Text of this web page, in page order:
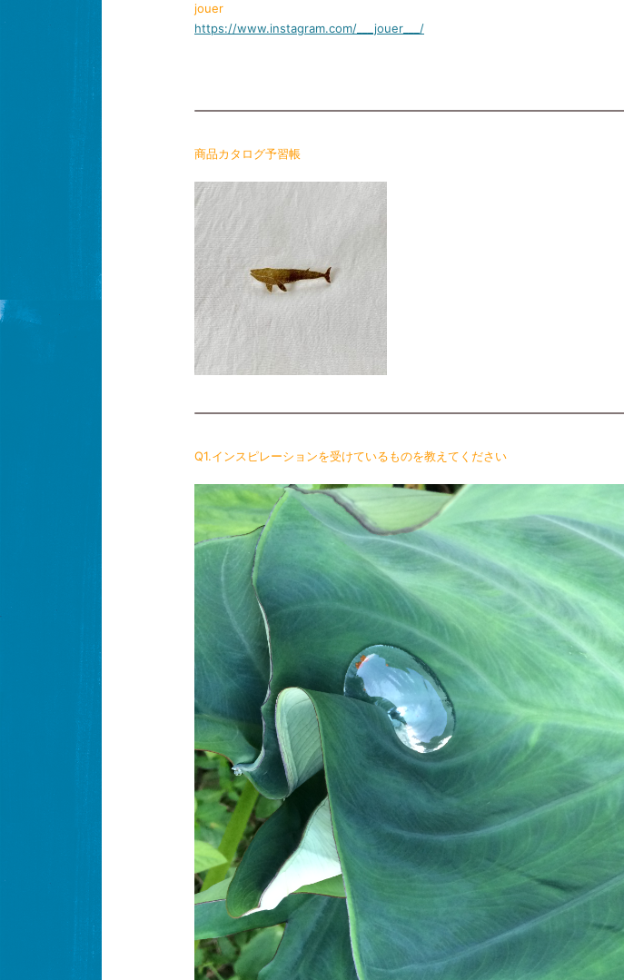
jouer
https://www.instagram.com/___jouer___/
商品カタログ予習帳
Q1.インスピレーションを受けているものを教えてください